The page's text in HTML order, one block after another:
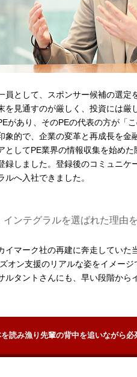
員として、スポンサー候補の選定
見通すのが厳しく、投資には厳
があり、そのPEの代表の方が「
象的で、企業の変革と再成長を
としてPE業界の情報収集を始め
録しました。登録後のコミュニ
へ入社できました。
ンテグラルを選ばれた理由
イマーク社の再建に奔走してい
オン支援のリアルな姿をイメー
ルタントさんにも、早い段階から
読み漁り先輩の背中を追いながら